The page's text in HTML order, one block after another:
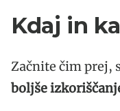
Kdaj in
Začnite čim prej,
boljše